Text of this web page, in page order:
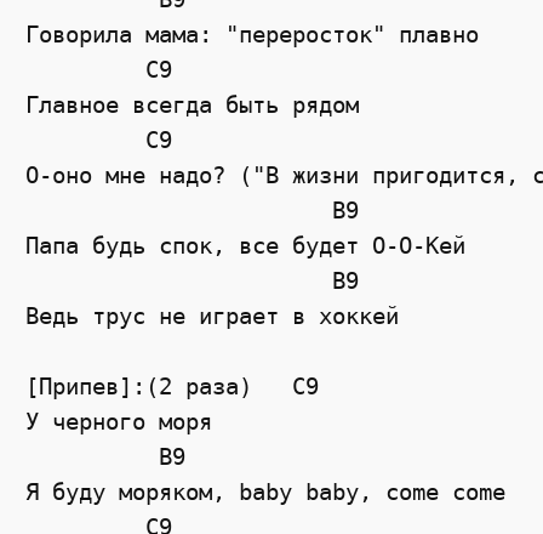
Говорила мама: "переросток" плавно
         C9
Главное всегда быть рядом
         C9
О-оно мне надо? ("В жизни пригодится,
                       B9
Папа будь спок, все будет О-О-Кей
                       B9
Ведь трус не играет в хоккей
[Припев]:(2 раза)   C9
У черного моря
          B9
Я буду моряком, baby baby, come come
         C9